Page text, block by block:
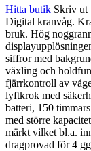
Hitta butik Skriv ut
Digital kranvåg.
bruk. Hög
siffror med
växling och
fjärrkontroll av
lyftkrok med
batteri, 150
med större
märkt vilket bl.a.
dragprovad för 4